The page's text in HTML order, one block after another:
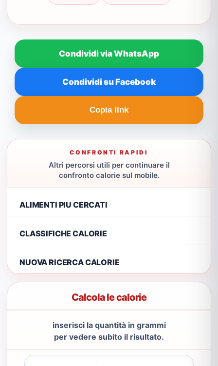
Condividi via WhatsApp
Condividi su Facebook
Copia link
CONFRONTI RAPIDI
Altri percorsi utili per continuare il
confronto calorie sul mobile.
ALIMENTI PIU CERCATI
CLASSIFICHE CALORIE
NUOVA RICERCA CALORIE
Calcola le calorie
inserisci la quantità in grammi
per vedere subito il risultato.